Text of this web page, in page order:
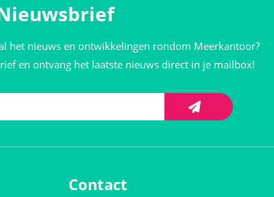
het nieuws en ontwikkelingen rondom Meerkantoor?
en ontvang het laatste nieuws direct in je mailbox!
Contact